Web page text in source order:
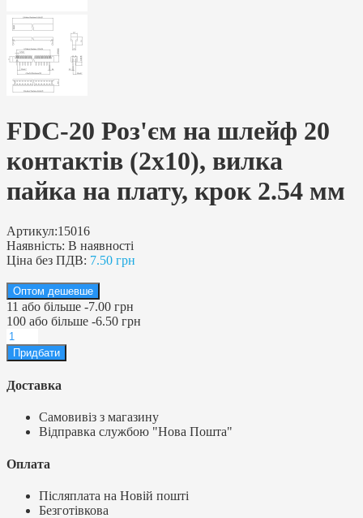
FDC-20 Роз'єм на шлейф 20
контактів (2х10), вилка
пайка на плату, крок 2.54 мм
Артикул:15016
Наявність: В наявності
Ціна без ПДВ: 7.50 грн
Оптом дешевше
11 або більше -7.00 грн
100 або більше -6.50 грн
Доставка
Самовивіз з магазину
Відправка службою "Нова Пошта"
Оплата
Післяплата на Новій пошті
Безготівкова